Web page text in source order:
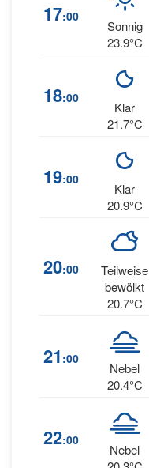
17:00
Sonnig
23.9°C
18:00
Klar
21.7°C
19:00
Klar
20.9°C
20:00
Teilweise
bewölkt
20.7°C
21 :00
Nebel
20.4°C
22:00
Nebel